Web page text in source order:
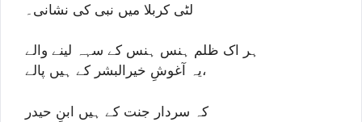
لٹی کربلا میں نبی کی نشانی۔
ہر اک ظلم ہنس ہنس کے سہہ لینے والے
یہ آغوشِ خیرالبشر کے ہیں پالے،
کہ سردار جنت کے ہیں ابنِ حیدر